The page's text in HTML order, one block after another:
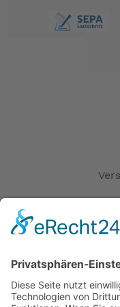
RAHMENGRÖSSEN:
One size
191 × 68 × 116 cm
ABSTAND
49 - 59 cm (19,3 - 23,2
69 - 105 cm (27,2 -
150 - 200 cm (59,1 -